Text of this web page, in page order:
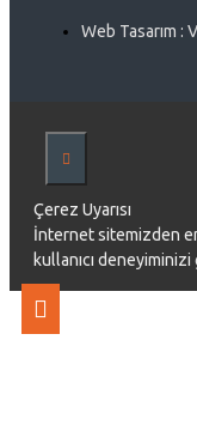
Web Tasarım :
Çerez Uyarısı
İnternet sitemizden
kullanıcı